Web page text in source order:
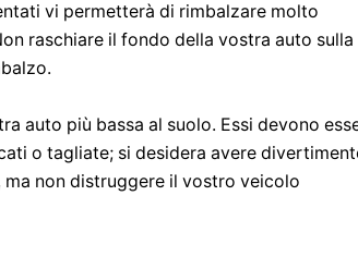
vi permetterà di rimbalzare molto
raschiare il fondo della vostra auto sulla
auto più bassa al suolo. Essi devono
o tagliate; si desidera avere
non distruggere il vostro veicolo